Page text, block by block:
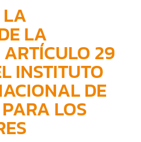
LA
29
INSTITUTO
DE
LOS